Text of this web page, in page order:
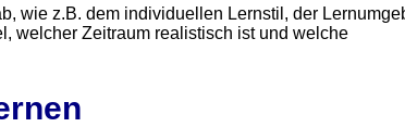
wie z.B. dem individuellen Lernstil, der
welcher Zeitraum realistisch ist und welche